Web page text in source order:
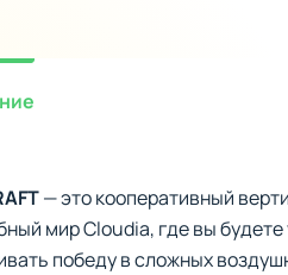
— это кооперативный
мир Cloudia, где вы
победу в сложных